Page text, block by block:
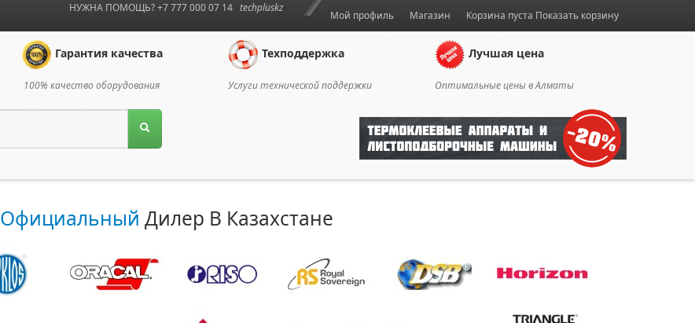
Корзина пуста Показать корзину
Мой профиль Магазин
НУЖНА ПОМОЩЬ? +7 777 000 07 14 techpluskz
Гарантия качества
100% качество оборудования
Техподдержка
Услуги технической поддержки
Лучшая цена
Оптимальные цены в Алматы
Официальный Дилер В Казахстане